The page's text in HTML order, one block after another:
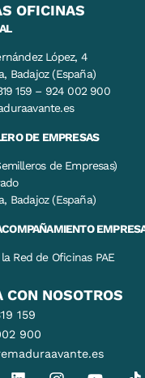
OFICINAS
López, 4
Badajoz (España)
159 – 924 002 900
DE EMPRESAS
de Empresas)
Badajoz (España)
Red de Oficinas PAE
CON NOSOTROS
159
900